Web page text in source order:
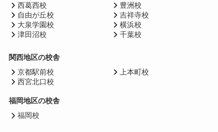
西葛西校
自由が丘校
大泉学園校
津田沼校
豊洲校
吉祥寺校
横浜校
千葉校
関西地区の校舎
京都駅前校
西宮北口校
上本町校
福岡地区の校舎
福岡校